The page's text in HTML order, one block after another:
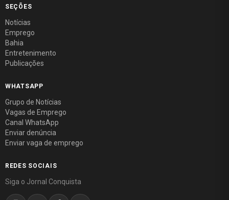
SEÇÕES
Notícias
Emprego
Bahia
Entretenimento
Publicações
WHATSAPP
Grupo de Notícias
Vagas de Emprego
Canal WhatsApp
Enviar denúncia
Enviar vaga de emprego
REDES SOCIAIS
Siga o Jornal Conquista